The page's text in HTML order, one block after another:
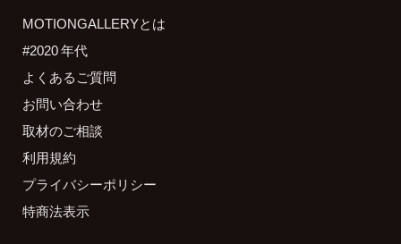
MOTIONGALLERYとは
#2020 年代
よくあるご質問
お問い合わせ
取材のご相談
利用規約
プライバシーポリシー
特商法表示